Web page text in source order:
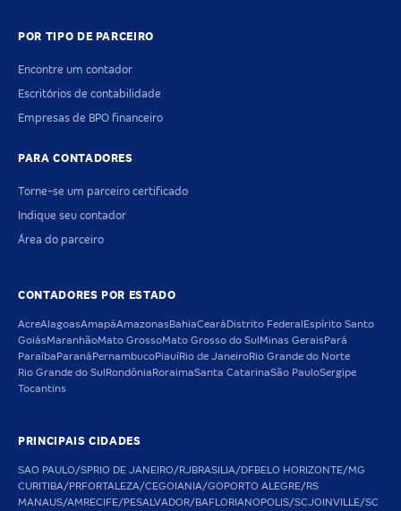
POR TIPO DE PARCEIRO
Encontre um contador
Escritórios de contabilidade
Empresas de BPO financeiro
PARA CONTADORES
Torne-se um parceiro certificado
Indique seu contador
Área do parceiro
CONTADORES POR ESTADO
AcreAlagoasAmapáAmazonas BahiaCeará Distrito Federal Espírito Santo
GoiásMaranhãoMato GrossoMato Grosso do Sul Minas Gerais Pará
Paraíba Paraná PernambucoPiauíRio de JaneiroRio Grande do Norte
Rio Grande do Sul Rondônia RoraimaSanta CatarinaSão PauloSergipe
Tocantins
PRINCIPAIS CIDADES
SAO PAULO/SPRIO DE JANEIRO/RJBRASILIA/DFBELO HORIZONTE/MG
CURITIBA/PRFORTALEZA/CEGOIANIA/GOPORTO ALEGRE/RS
MANAUS/AMRECIFE/PESALVADOR/BAFLORIANOPOLIS/SCJOINVILLE/SC